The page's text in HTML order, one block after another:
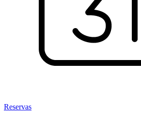
Reservas